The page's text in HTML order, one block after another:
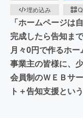
埋め込み
「ホームページは
完成したら告知ま
月々0円で作るホ
事業主の皆様に、
会員制のＷＥＢサ
ト＋告知支援とい